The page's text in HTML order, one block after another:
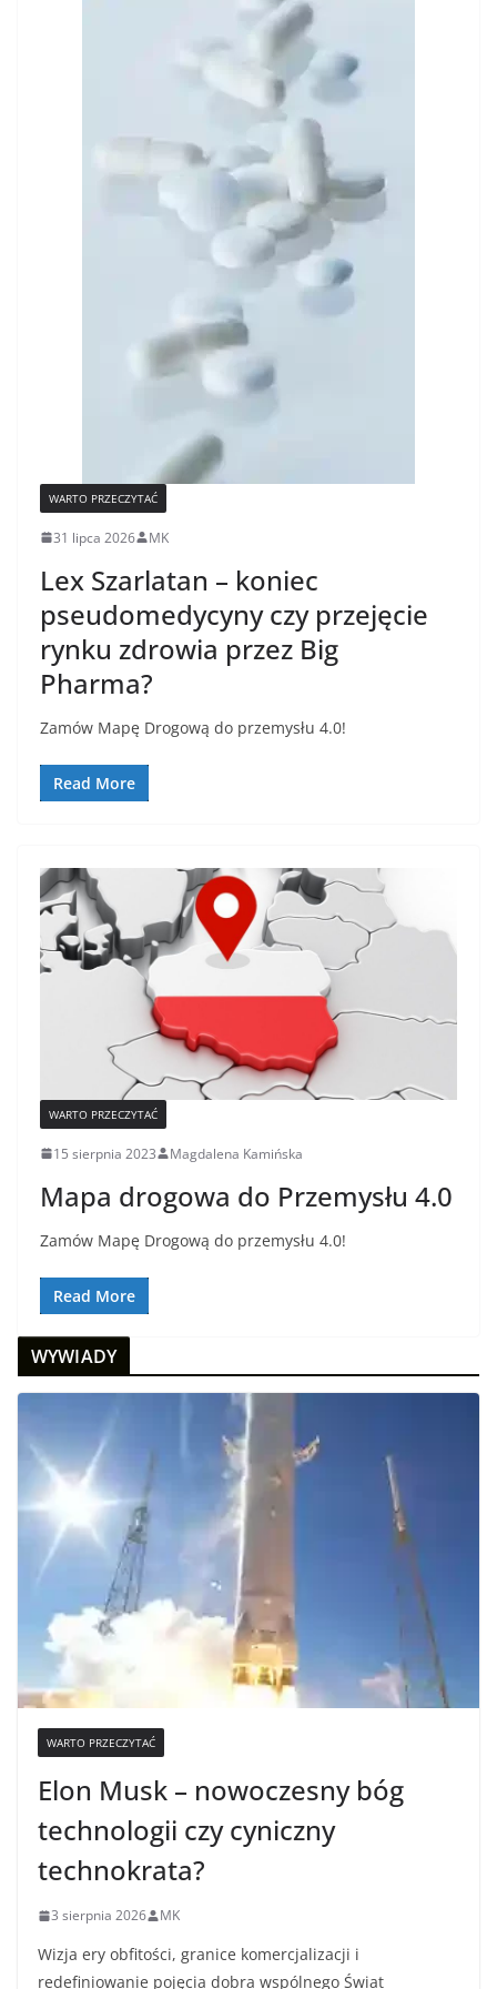
WARTO PRZECZYTAĆ
31 lipca 2026 MK
Lex Szarlatan – koniec
pseudomedycyny czy przejęcie
rynku zdrowia przez Big
Pharma?
Zamów Mapę Drogową do przemysłu 4.0!
Read More
WARTO PRZECZYTAĆ
15 sierpnia 2023 Magdalena Kamińska
Mapa drogowa do Przemysłu 4.0
Zamów Mapę Drogową do przemysłu 4.0!
Read More
WYWIADY
WARTO PRZECZYTAĆ
Elon Musk – nowoczesny bóg
technologii czy cyniczny
technokrata?
3 sierpnia 2026 MK
Wizja ery obfitości, granice komercjalizacji i
redefiniowanie pojęcia dobra wspólnego Świat